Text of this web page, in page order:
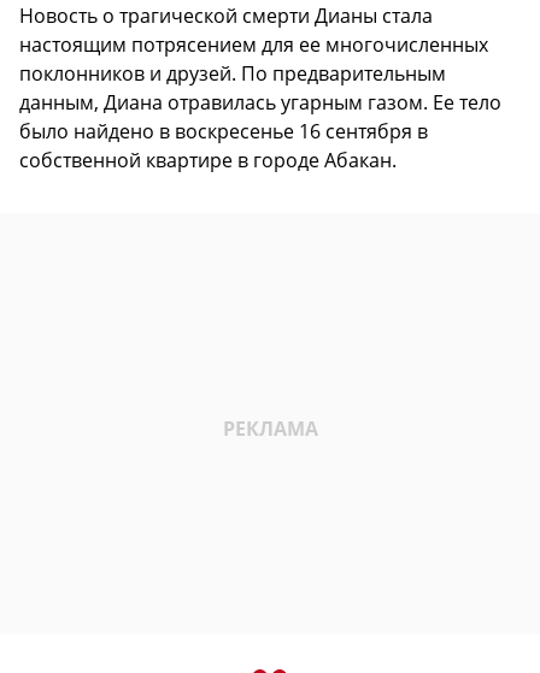
Новость о трагической смерти Дианы стала
настоящим потрясением для ее многочисленных
поклонников и друзей. По предварительным
данным, Диана отравилась угарным газом. Ее тело
было найдено в воскресенье 16 сентября в
собственной квартире в городе Абакан.